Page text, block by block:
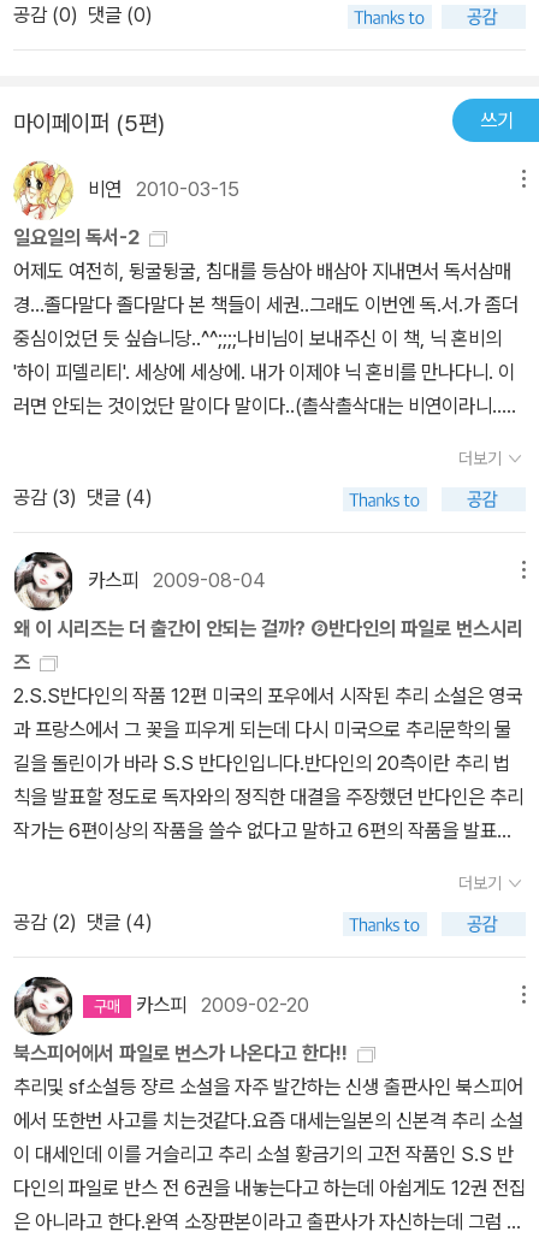
여사의 추리소설 또한 한권씩 읽다보니 이십여권을 소장하게 되었는
데 황금가지의 밀리언셀러도 그렇게 될 듯 하다. 작가와 함께 두뇌풀
하게 되는 추리소설, 이 소설은 그리 잔인하지도 않으면서 밀실사건
을 풀 수 있음이 좋다. 자신의 본명이 아닌 필명으로 하여 추리소설을
쓴 윌러드 헌팅턴 라이트, 밴스를 등장시킨 시리즈 물이 있다니 그의
다른 작품들도 찾아 읽어볼만 하다.
공감 (0) 댓글 (0)
마이페이퍼 (5편) 쓰기
비연 2010-03-15
일요일의 독서-2
어제도 여전히, 뒹굴뒹굴, 침대를 등삼아 배삼아 지내면서 독서삼매
경...졸다말다 졸다말다 본 책들이 세권..그래도 이번엔 독.서.가 좀더
중심이었던 듯 싶습니당..^^;;;;나비님이 보내주신 이 책, 닉 혼비의
'하이 피델리티'. 세상에 세상에. 내가 이제야 닉 혼비를 만나다니. 이
러면 안되는 것이었단 말이다 말이다..(촐삭촐삭대는 비연이라니..ㅜ
는 책이다. 이런 걸 영국식 유머라고 하나. 암튼, 음악에 대한 엄청난
지식을 자랑하면서도 전혀 어색하지 않고 나이는 먹었으나 아직도 앞
가림 못하는 (우리 주변에서 흔히 볼 수 있는) 30대 중반 남자의 심리
묘사가 뛰어난 그런 책. 이렇게 해서 난 닉 혼비라는 작가를 알게 되었
고 정말이지 모조리 다 읽어버리겠다는 결심까지 하기에 이르른 것이
다. 무엇보다, 이 책을 선물해주신, 나비님, 감사해요!!!!!이 책은 심지
어 영화로도 제작이 되었고 우리나라 타이틀로는 '사랑도 리콜이 되
나요' 라는 허접한 말이 되어버려서 나에겐 전혀 관심이 안 가는 영화
가 되어버렸지만, 자세히 보니, 주연배우가 내가 좋아하는 존 쿠색이
었다.2000년작이라니, 10년 전인지라 존 쿠색의 얼굴도 젊어보인
다. 누나인 조앤 쿠색도 나오고 (리즈 역이라는데 완전 까칠하게 나왔
겠다..ㅋ) 잭 블랙이 배리역으로 팀 로빈스가 이안 역이라니! 이거 반
드시 봐야 할 영화목록에 바로 올려버렸다..ㅋ 사실, 이 책을 '하이 피
델리티'보다 먼저 봤기에 망정이지 그 다음에 봤더라면 제대로 느낌
다가 갑자기 자살사건의 내막을 파헤쳐야 한다니. 어쨌거나, 올해 우
리나라 작가의 작품들에 관심을 가지기로 하고 드문드문 읽고 있는
데, 이 책이 아마 세번째인가 싶다. '완득이'의 작가 김려령. 어느날 갑
자기 자살한 중학생 여자아이 천지. mp3 사달라고 졸라대는 천지를
두고 나갔던 엄마와 언니 만지는 다시는 살아있는 천지를 만나지 못
하게 된다. 이렇게 죽은 천지가 왜 죽었는지, 어떤 상황이었는지 하나
하나 따져나가는 것이 이 소설의 줄거리. 은근한 왕따를 당하던 천지
와 그 주범인 화연. 그러나 그 아이를 죽음으로까지 이끈 건 아마도 어
더보기
공감 (3) 댓글 (4)
카스피 2009-08-04
왜 이 시리즈는 더 출간이 안되는 걸까? ②반다인의 파일로 번스시리
즈
2.S.S반다인의 작품 12편 미국의 포우에서 시작된 추리 소설은 영국
과 프랑스에서 그 꽃을 피우게 되는데 다시 미국으로 추리문학의 물
길을 돌린이가 바라 S.S 반다인입니다.반다인의 20측이란 추리 법
칙을 발표할 정도로 독자와의 정직한 대결을 주장했던 반다인은 추리
작가는 6편이상의 작품을 쓸수 없다고 말하고 6편의 작품을 발표합
출판사의 열화와 같은 성화에 못이겨 추가로 6편을 더 발표합니다.일
성에 의하면 후반 6편이 전반 6편보다 떨어진다고 하지만 12편 모두
추리사에 길이 남을 작품임에는 틀림 없지요. 국내에서는 모두 9권의
작품이 발표 됬는데 아쉽게도 유괴 살인사건, 그레이스 알렌 살인사
건, 윈터 살인사건은 발표된 바 없습니다.번스 시리즈는 총 13권(장편
12권+단편집 1권)밖에 없는데 모두 출판되지 않는 국내 현실이 무척
안습입니다. 번스 시리즈는 아래와 같습니다. The Benson Murder
Case-벤슨 살인사건 / 자유추리(절판),해문Q,동서DMB,황금가지
The 'Canary' Murder Case-카나리아 살인사건/ 자유추리(절판),
동서DMB The Greene Murder Case-그린 살인사건/동서추리
(절판),하서(절판),풍림(절판),동서DMB The Bishop Murder Ca
더보기
공감 (2) 댓글 (4)
카스피 2009-02-20
북스피어에서 파일로 번스가 나온다고 한다!!
추리및 sf소설등 쟝르 소설을 자주 발간하는 신생 출판사인 북스피어
에서 또한번 사고를 치는것같다.요즘 대세는일본의 신본격 추리 소설
이 대세인데 이를 거슬리고 추리 소설 황금기의 고전 작품인 S.S 반
다인의 파일로 반스 전 6권을 내놓는다고 하는데 아쉽게도 12권 전집
은 아니라고 한다.완역 소장판본이라고 출판사가 자신하는데 그럼 그